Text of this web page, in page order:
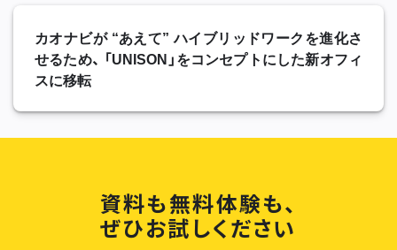
カオナビが “あえて” ハイブリッドワークを進化さ
せるため、 「UNISON」をコンセプトにした新オフィ
スに移転
資料も無料体験も、
ぜひお試しください